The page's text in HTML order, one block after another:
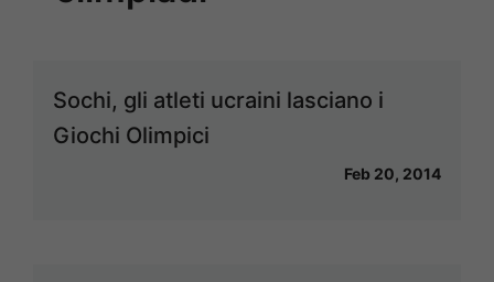
Sochi, gli atleti ucraini lasciano i
Giochi Olimpici
Feb 20, 2014